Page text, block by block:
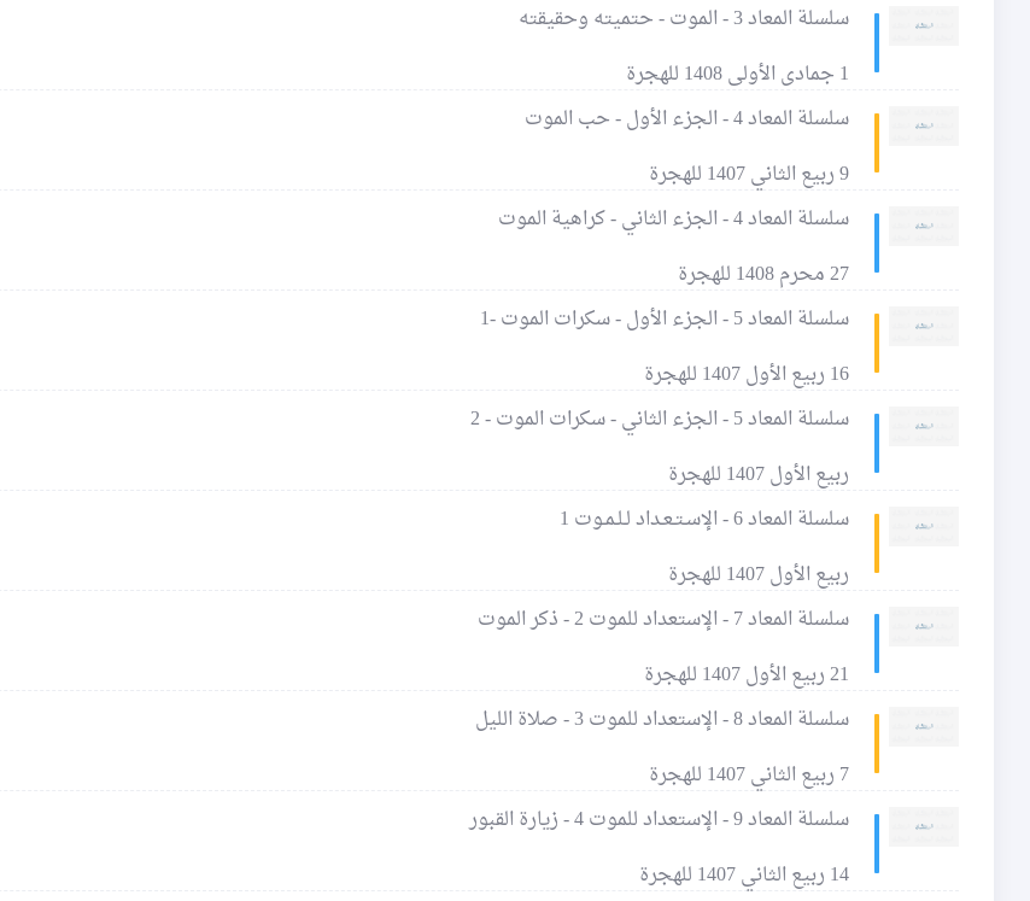
سلسلة المعاد 3 - الموت - حتميته وحقيقته
1 جمادى الأولى 1408 للهجرة
سلسلة المعاد 4 - الجزء الأول - حب الموت
9 ربيع الثاني 1407 للهجرة
سلسلة المعاد 4 - الجزء الثاني - كراهية الموت
27 محرم 1408 للهجرة
سلسلة المعاد 5 - الجزء الأول - سكرات الموت -1
16 ربيع الأول 1407 للهجرة
سلسلة المعاد 5 - الجزء الثاني - سكرات الموت - 2
ربيع الأول 1407 للهجرة
سلسلة المعاد 6 - الإسـتـعـداد لـلـمـوت 1
ربيع الأول 1407 للهجرة
سلسلة المعاد 7 - الإستعداد للموت 2 - ذكر الموت
21 ربيع الأول 1407 للهجرة
سلسلة المعاد 8 - الإستعداد للموت 3 - صلاة الليل
7 ربيع الثاني 1407 للهجرة
سلسلة المعاد 9 - الإستعداد للموت 4 - زيارة القبور
14 ربيع الثاني 1407 للهجرة